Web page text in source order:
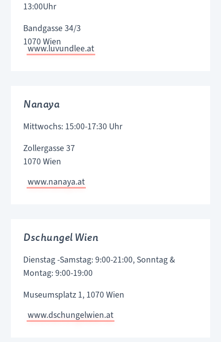
13:00Uhr
Bandgasse 34/3
1070 Wien
www.luvundlee.at
Nanaya
Mittwochs: 15:00-17:30 Uhr
Zollergasse 37
1070 Wien
www.nanaya.at
Dschungel Wien
Dienstag -Samstag: 9:00-21:00, Sonntag &
Montag: 9:00-19:00
Museumsplatz 1, 1070 Wien
www.dschungelwien.at